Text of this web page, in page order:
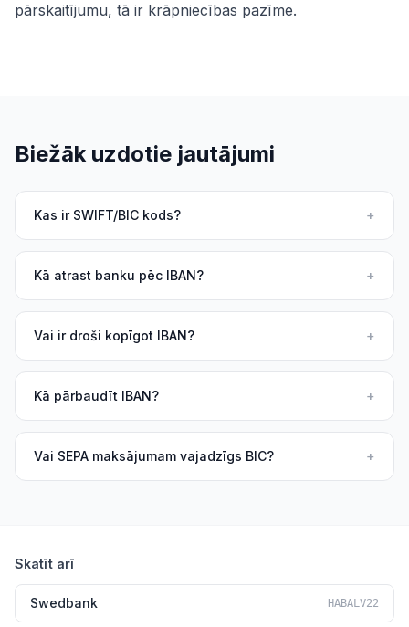
pārskaitījumu, tā ir krāpniecības pazīme.
Biežāk uzdotie jautājumi
Kas ir SWIFT/BIC kods? +
Kā atrast banku pēc IBAN? +
Vai ir droši kopīgot IBAN? +
Kā pārbaudīt IBAN? +
Vai SEPA maksājumam vajadzīgs BIC? +
Skatīt arī
Swedbank HABALV22